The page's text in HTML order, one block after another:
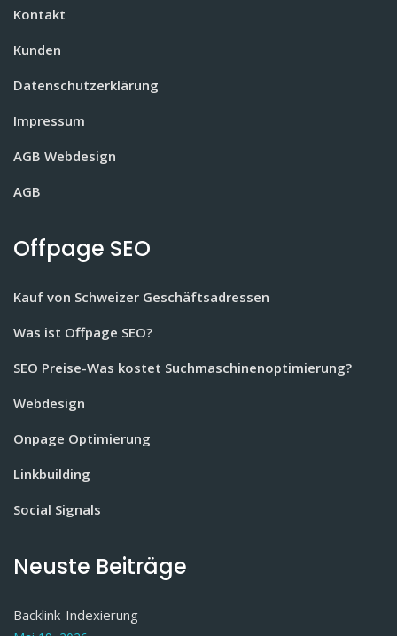
Kontakt
Kunden
Datenschutzerklärung
Impressum
AGB Webdesign
AGB
Offpage SEO
Kauf von Schweizer Geschäftsadressen
Was ist Offpage SEO?
SEO Preise-Was kostet Suchmaschinenoptimierung?
Webdesign
Onpage Optimierung
Linkbuilding
Social Signals
Neuste Beiträge
Backlink-Indexierung